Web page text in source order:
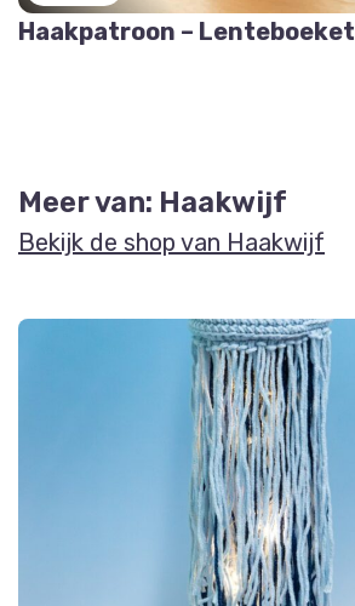
Haakpatroon – Lenteboeket
Meer van: Haakwijf
Bekijk de shop van Haakwijf